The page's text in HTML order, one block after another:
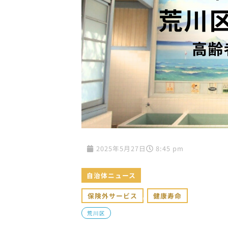
2025年5月27日 8:45 pm
自治体ニュース
保険外サービス , 健康寿命
荒川区